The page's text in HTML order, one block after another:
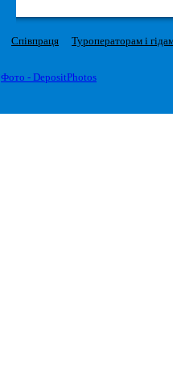
Співпраця Туроператорам і
Фото - DepositPhotos